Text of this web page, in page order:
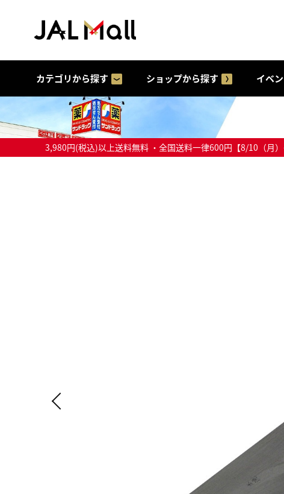
カテゴリから探す ショップから探す イベ
3,980円(税込)以上送料無料 ・全国送料一律600円【8/10（月